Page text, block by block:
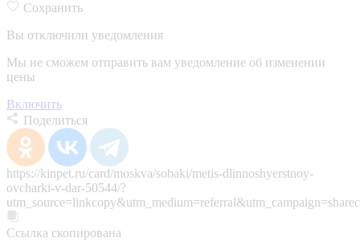
Сохранить
Вы отключили уведомления
Мы не сможем отправить вам уведомление об изменении
цены
Включить
Поделиться
https://kinpet.ru/card/moskva/sobaki/metis-dlinnoshyerstnoy-
ovcharki-v-dar-50544/?
Ссылка скопирована